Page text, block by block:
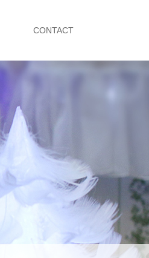
CONTACT